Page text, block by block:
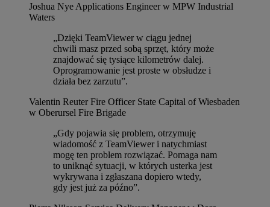
Joshua Nye Applications Engineer w MPW Industrial
Waters
„Dzięki TeamViewer w ciągu jednej
chwili masz przed sobą sprzęt, który może
znajdować się tysiące kilometrów dalej.
Oprogramowanie jest proste w obsłudze i
działa bez zarzutu”.
Valentin Reuter Fire Officer State Capital of Wiesbaden
w Oberursel Fire Brigade
„Gdy pojawia się problem, otrzymuję
wiadomość z TeamViewer i natychmiast
mogę ten problem rozwiązać. Pomaga nam
to uniknąć sytuacji, w których usterka jest
wykrywana i zgłaszana dopiero wtedy,
gdy jest już za późno”.